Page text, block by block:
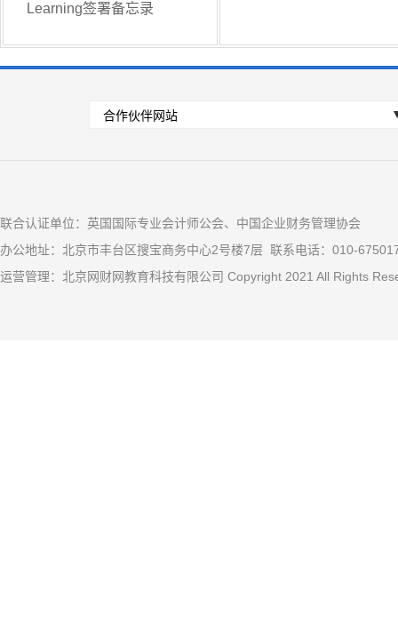
Learning签署备忘录
联合认证单位：英国国际专业会计师公会、中国企业财务管理协会
办公地址：北京市丰台区搜宝商务中心2号楼7层 联系电话：010-
运营管理：北京网财网教育科技有限公司 Copyright 2021 All Rights